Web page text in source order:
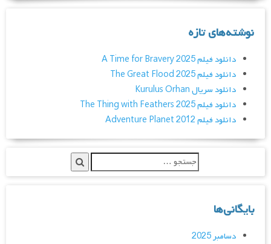
نوشته‌های تازه
دانلود فیلم A Time for Bravery 2025
دانلود فیلم The Great Flood 2025
دانلود سریال Kurulus Orhan
دانلود فیلم The Thing with Feathers 2025
دانلود فیلم Adventure Planet 2012
بایگانی‌ها
دسامبر 2025